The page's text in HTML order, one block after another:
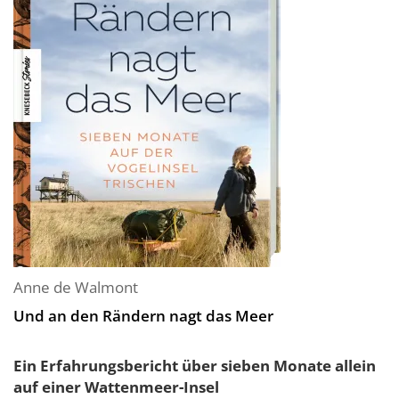
Anne de Walmont
Und an den Rändern nagt das Meer
Ein Erfahrungsbericht über sieben Monate allein
auf einer Wattenmeer-Insel